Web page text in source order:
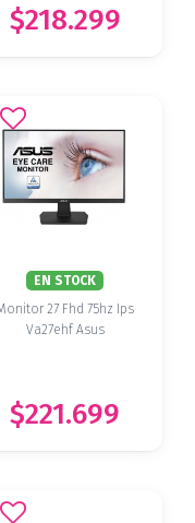
$218.299
EN STOCK
27 Fhd 75hz Ips
Va27ehf Asus
$221.699